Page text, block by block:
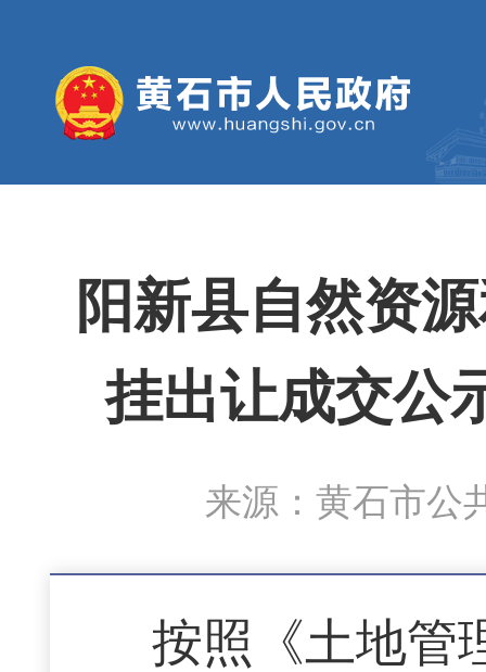
阳新县自然资
挂出让成交公
来源：黄石市
按照《土地管